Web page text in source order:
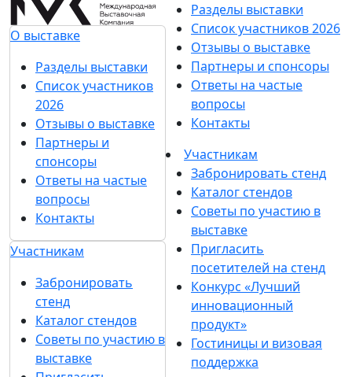
О выставке
Разделы выставки
Список участников
2026
Отзывы о выставке
Партнеры и
спонсоры
Ответы на частые
вопросы
Контакты
Участникам
Забронировать
стенд
Каталог стендов
Советы по участию в
выставке
Разделы выставки
Список участников 2026
Отзывы о выставке
Партнеры и спонсоры
Ответы на частые
вопросы
Контакты
Участникам
Забронировать стенд
Каталог стендов
Советы по участию в
выставке
Пригласить
посетителей на стенд
Конкурс «Лучший
инновационный
продукт»
Гостиницы и визовая
поддержка